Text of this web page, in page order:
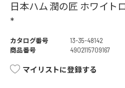
日本ハム 潤の匠 ホワイト
*
カタログ番号
13-35-48142
商品番号
4902115709167
マイリストに登録する